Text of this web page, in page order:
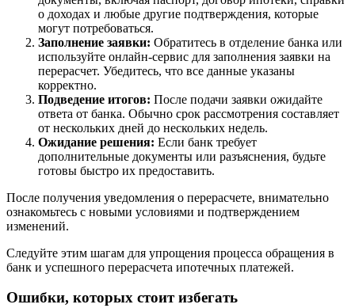
о доходах и любые другие подтверждения, которые
могут потребоваться.
Заполнение заявки: Обратитесь в отделение банка или
используйте онлайн-сервис для заполнения заявки на
перерасчет. Убедитесь, что все данные указаны
корректно.
Подведение итогов: После подачи заявки ожидайте
ответа от банка. Обычно срок рассмотрения составляет
от нескольких дней до нескольких недель.
Ожидание решения: Если банк требует
дополнительные документы или разъяснения, будьте
готовы быстро их предоставить.
После получения уведомления о перерасчете, внимательно
ознакомьтесь с новыми условиями и подтверждением
изменений.
Следуйте этим шагам для упрощения процесса обращения в
банк и успешного перерасчета ипотечных платежей.
Ошибки, которых стоит избегать